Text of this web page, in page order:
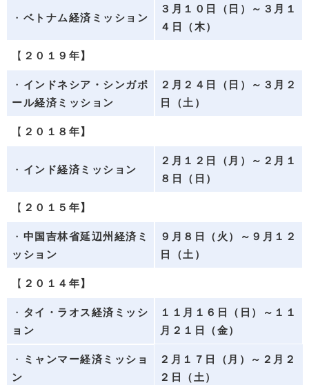
・ ベトナム経済ミッション
３月１０日（日）～３月１
４日（木）
【 ２０１９年】
・ インドネシア・シンガポ
ール経済ミッション
２月２４日（日）～３月２
日（土）
【 ２０１８年】
・ インド経済ミッション
２月１２日（月）～２月１
８日（日）
【 ２０１５年】
・ 中国吉林省延辺州経済ミ
ッション
９月８日（火）～９月１２
日（土）
【 ２０１４年】
・ タイ・ラオス経済ミッシ
ョン
１１月１６日（日）～１１
月２１日（金）
・ ミャンマー経済ミッショ
ン
２月１７日（月）～２月２
２日（土）